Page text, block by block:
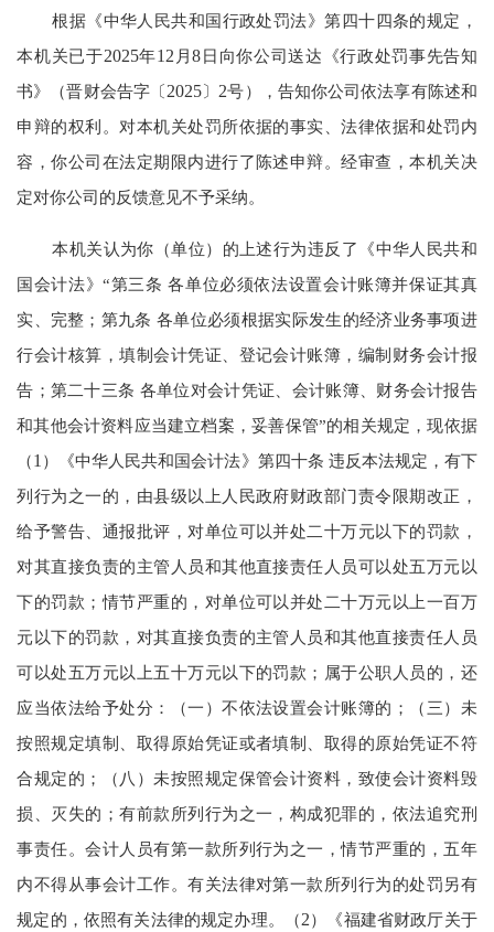
根据《中华人民共和国行政处罚法》第四十四条的规定，
本机关已于2025年12月8 日向你公司送达《行政处罚事先告知
书》（晋财会告字〔2025〕2号），告知你公司依法享有陈述和
申辩的权利。对本机关处罚所依据的事实、法律依据和处罚内
容，你公司在法定期限内进行了陈述申辩。经审查，本机关决
定对你公司的反馈意见不予采纳。
本机关认为你（单位）的上述行为违反了《中华人民共和
国会计法》“第三条 各单位必须依法设置会计账簿并保证其真
实、完整；第九条 各单位必须根据实际发生的经济业务事项进
行会计核算，填制会计凭证、登记会计账簿，编制财务会计报
告；第二十三条 各单位对会计凭证、会计账簿、财务会计报告
和其他会计资料应当建立档案，妥善保管”的相关规定，现依据
（1 ）《中华人民共和国会计法》第四十条 违反本法规定，有下
列行为之一的，由县级以上人民政府财政部门责令限期改正，
给予警告、通报批评，对单位可以并处二十万元以下的罚款，
对其直接负责的主管人员和其他直接责任人员可以处五万元以
下的罚款；情节严重的，对单位可以并处二十万元以上一百万
元以下的罚款，对其直接负责的主管人员和其他直接责任人员
可以处五万元以上五十万元以下的罚款；属于公职人员的，还
应当依法给予处分：（一）不依法设置会计账簿的；（三）未
按照规定填制、取得原始凭证或者填制、取得的原始凭证不符
合规定的；（八）未按照规定保管会计资料，致使会计资料毁
损、灭失的；有前款所列行为之一，构成犯罪的，依法追究刑
事责任。会计人员有第一款所列行为之一，情节严重的，五年
内不得从事会计工作。有关法律对第一款所列行为的处罚另有
规定的，依照有关法律的规定办理。（2）《福建省财政厅关于